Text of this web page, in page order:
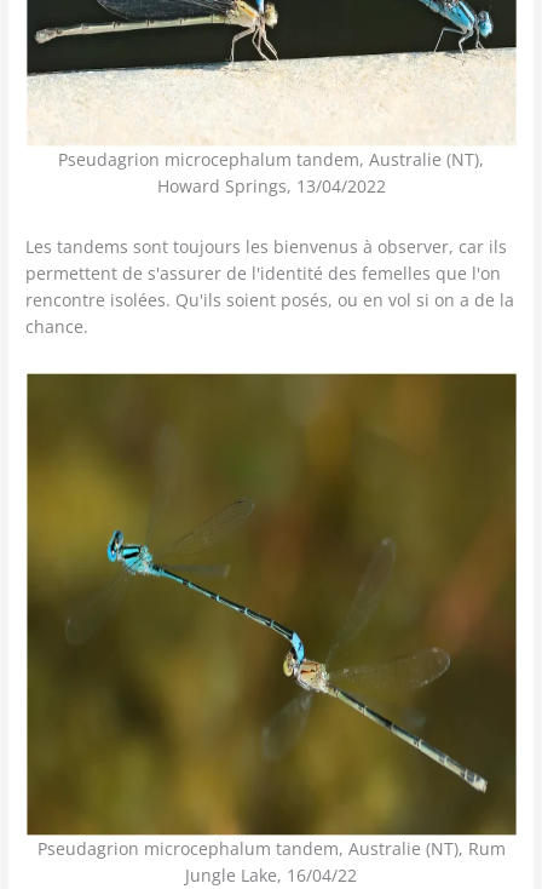
Pseudagrion microcephalum tandem, Australie (NT),
Howard Springs, 13/04/2022
Les tandems sont toujours les bienvenus à observer, car ils
permettent de s'assurer de l'identité des femelles que l'on
rencontre isolées. Qu'ils soient posés, ou en vol si on a de la
chance.
Pseudagrion microcephalum tandem, Australie (NT), Rum
Jungle Lake, 16/04/22